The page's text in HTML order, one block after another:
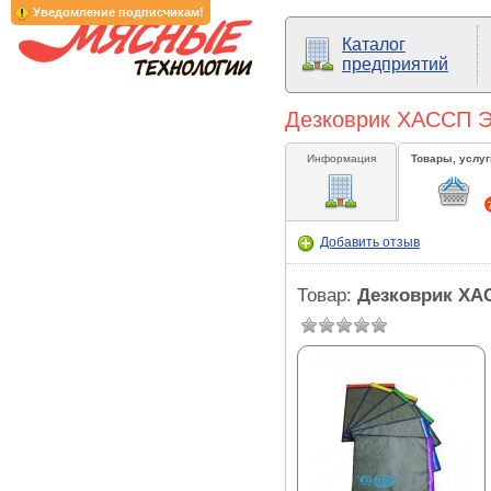
Уведомление подписчикам!
Каталог
предприятий
Дезковрик ХАССП
Информация Товары,
Добавить отзыв
Товар: Дезковрик